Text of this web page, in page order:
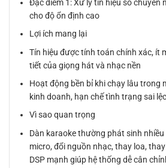
Đặc điểm 1: Xử lý tín hiệu số chuyên
cho độ ổn định cao
Lợi ích mang lại
Tín hiệu được tính toán chính xác, ít
tiết của giọng hát và nhạc nền
Hoạt động bền bỉ khi chạy lâu trong
kinh doanh, hạn chế tình trạng sai
Vì sao quan trọng
Dàn karaoke thường phát sinh
micro, đổi nguồn nhạc, thay loa,
DSP mạnh giúp hệ thống dễ cân